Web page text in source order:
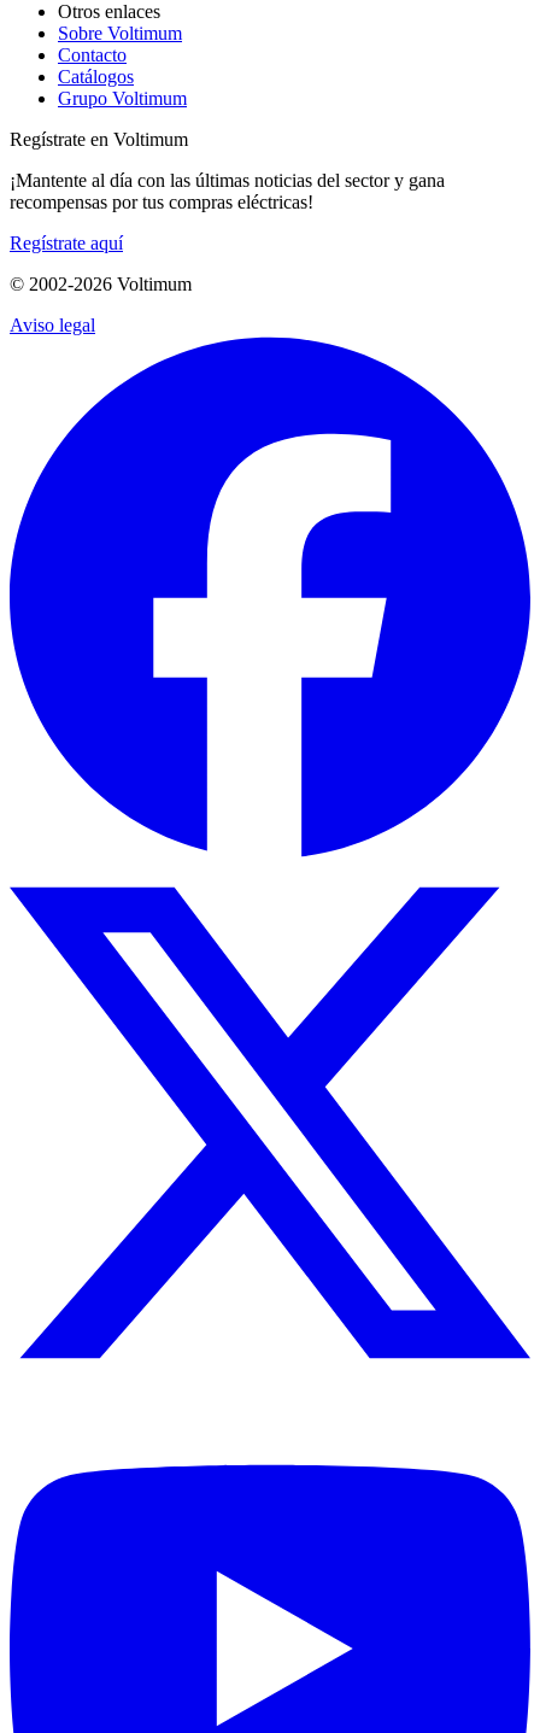
Otros enlaces
Sobre Voltimum
Contacto
Catálogos
Grupo Voltimum
Regístrate en Voltimum
¡Mantente al día con las últimas noticias del sector y gana
recompensas por tus compras eléctricas!
Regístrate aquí
© 2002-2026 Voltimum
Aviso legal